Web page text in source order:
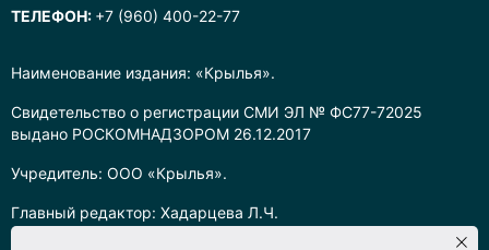
Наименование издания: «Крылья».
Свидетельство о регистрации СМИ ЭЛ № ФС77-72025
выдано РОСКОМНАДЗОРОМ 26.12.2017
Учредитель: ООО «Крылья».
Главный редактор: Хадарцева Л.Ч.
ТЕЛЕФОН: +7 (960) 400-22-77